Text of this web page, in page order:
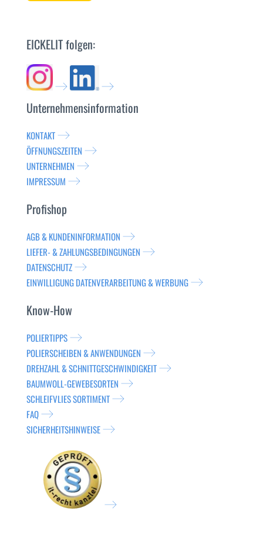
EICKELIT folgen:
Unternehmensinformation
KONTAKT
ÖFFNUNGSZEITEN
UNTERNEHMEN
IMPRESSUM
Profishop
AGB & KUNDENINFORMATION
LIEFER- & ZAHLUNGSBEDINGUNGEN
DATENSCHUTZ
EINWILLIGUNG DATENVERARBEITUNG & WERBUNG
Know-How
POLIERTIPPS
POLIERSCHEIBEN & ANWENDUNGEN
DREHZAHL & SCHNITTGESCHWINDIGKEIT
BAUMWOLL-GEWEBESORTEN
SCHLEIFVLIES SORTIMENT
FAQ
SICHERHEITSHINWEISE